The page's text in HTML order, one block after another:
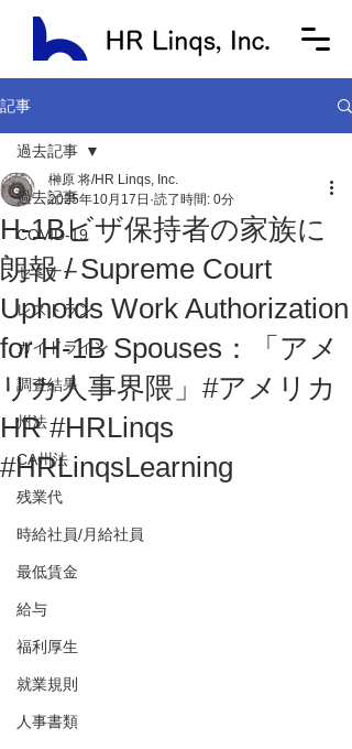
記事
過去記事
COVID-19
セミナー
レストラン
ガイドライン
調査結果
州法
CA州法
残業代
時給社員/月給社員
最低賃金
給与
福利厚生
就業規則
人事書類
過去記事
H-1Bビザ保持者の家族に
朗報 / Supreme Court
Upholds Work Authorization
for H-1B Spouses：「アメ
リカ人事界隈」#アメリカ
HR #HRLinqs
#HRLinqsLearning
榊原 将/HR Linqs, Inc.
2025年10月17日 読了時間: 0分